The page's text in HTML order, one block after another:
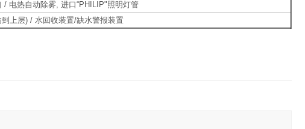
电热自动除雾, 进口“PHILIP"照明灯管
上层) / 水回收装置/缺水警报装置